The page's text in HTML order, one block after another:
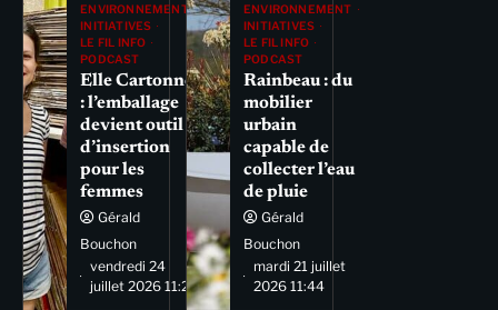
ENVIRONNEMENT
INITIATIVES
LE FIL INFO
PODCAST
Elle Cartonne
: l’emballage
devient outil
d’insertion
pour les
femmes
Gérald
Bouchon
vendredi 24
juillet 2026 11:29
ENVIRONNEMENT
INITIATIVES
LE FIL INFO
PODCAST
Rainbeau : du
mobilier
urbain
capable de
collecter l’eau
de pluie
Gérald
Bouchon
mardi 21 juillet
2026 11:44